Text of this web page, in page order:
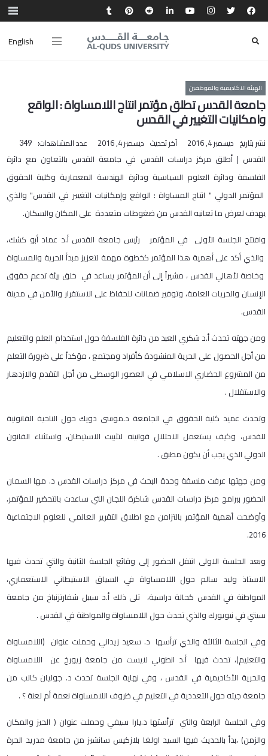
English
الهيئة الاكاديمية والموظفين
جامعة القدس تطلق مؤتمر انتاج اللامساواة : الواقع
وامكانيات التغيير في القدس
نشر بتاريخ ديسمبر 4, 2016 آخر تحديث ديسمبر 4, 2016 عدد المشاهدات: 349
القدس | أطلق مركز دراسات القدس في جامعة القدس بالتعاون مع دائرة
الفلسفة ودائرة العلوم السياسية ودائرة الهندسة المعمارية وكلية الحقوق
المؤتمر الدولي " انتاج المساواة : الواقع وإمكانيات التغيير في القدس" والذي
يهدف لعرض ما تعانيه القدس من ضغوطات متعددة على المكان والسكان.
وافتتح الجلسة الأولى في المؤتمر رئيس جامعة القدس أ.د عماد أبو كشك،
والذي أكد على أهمية هذا المؤتمر كخطوة مهمة لتعزيز مبدأ الحرية والمساواة
وخاصة لأهالي القدس ، مشيراً إلى أن المؤتمر يساعد في خلق بيئة تدعم حقوق
الإنسان والحريات العامة، وتوفير ضمانات للحفاظ على الاستقرار والأمن في مدينة
القدس.
ومن جهته تحدث أ.د شكري العبد من دائرة الفلسفة حول استخدام العلم والتعليم
من أجل الحصول على الحرية المنشودة كأفراد ومجتمع ، مؤكداً على ضرورة التعلم
من المشروع الحضاري الاسلامي في العصور الوسطى من أجل التقدم والازدهار
والاستقلال .
وتحدث عميد كلية الحقوق في الجامعة د.موسى دويك حول الناحية القانونية
للقدس، وكيف يستعمل الاحتلال قوانينه لتثبيت الاستيطان، واستثناء القانون
الدولي الذي يجب أن يكون مطبق .
ومن جهتها عرفت منسقة وحدة البحث في مركز دراسات القدس د. مها السمان
الحضور ببرامج مركز دراسات القدس شاكرة اللجان التي ساعدت بالتحضير للمؤتمر،
وأوضحت أهمية المؤتمر بالتزامن مع اطلاق التقرير العالمي للعلوم الاجتماعية
2016.
وبعد الجلسة الاولى انتقل الحضور إلى وقائع الجلسة الثانية والتي تحدث فيها
الاستاذ وليد سالم حول اللامساواة في السياق الاستيطاني الاستعماري،
المواطنة في القدس كحالة دراسية، تلى ذلك أ.د سيبل شفارتزنباخ من جامعة
سيتي في نيويورك والذي تحدث حول اللامساواة والمواطنة في القدس .
وفي الجلسة الثالثة والذي ترأسها د. سعيد زيداني وحملت عنوان (اللامساواة
والتعليم)، تحدث فيها أ.د انطوني لايست من جامعة زيورخ عن اللامساواة
والحرية الأكاديمية في القدس ، وفي نهاية الجلسة تحدث د. جوليان كالب من
جامعة جيته حول التعددية في التعليم في ظروف اللامساواة نعمة أم لعنة ؟ .
وفي الجلسة الرابعة والتي ترأستها د.يارا سيفي وحملت عنوان ( الحيز والمكان
والزمن) ،بدأ بالحديث فيها السيد اولغا بلازكيس سانشيز من جامعة مدريد الحرة